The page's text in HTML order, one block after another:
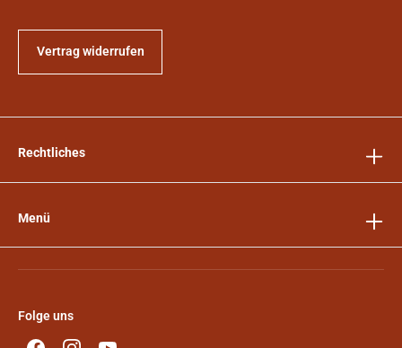
Vertrag widerrufen
Rechtliches
Menü
Folge uns